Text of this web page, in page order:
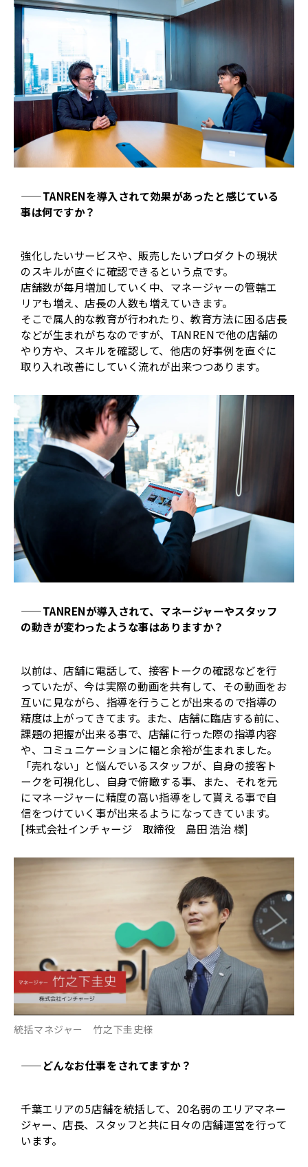
——TANRENを導入されて効果があったと感じている
事は何ですか？
強化したいサービスや、販売したいプロダクトの現状
のスキルが直ぐに確認できるという点です。
店舗数が毎月増加していく中、マネージャーの管轄エ
リアも増え、店長の人数も増えていきます。
そこで属人的な教育が行われたり、教育方法に困る店長
などが生まれがちなのですが、TANRENで他の店舗の
やり方や、スキルを確認して、他店の好事例を直ぐに
取り入れ改善にしていく流れが出来つつあります。
——TANRENが導入されて、マネージャーやスタッフ
の動きが変わったような事はありますか？
以前は、店舗に電話して、接客トークの確認などを行
っていたが、今は実際の動画を共有して、その動画をお
互いに見ながら、指導を行うことが出来るので指導の
精度は上がってきてます。また、店舗に臨店する前に、
課題の把握が出来る事で、店舗に行った際の指導内容
や、コミュニケーションに幅と余裕が生まれました。
「売れない」と悩んでいるスタッフが、自身の接客ト
ークを可視化し、自身で俯瞰する事、また、それを元
にマネージャーに精度の高い指導をして貰える事で自
信をつけていく事が出来るようになってきています。
[株式会社インチャージ 取締役 島田 浩治 様]
統括マネジャー 竹之下圭史様
——どんなお仕事をされてますか？
千葉エリアの5店舗を統括して、20名弱のエリアマネー
ジャー、店長、スタッフと共に日々の店舗運営を行って
います。